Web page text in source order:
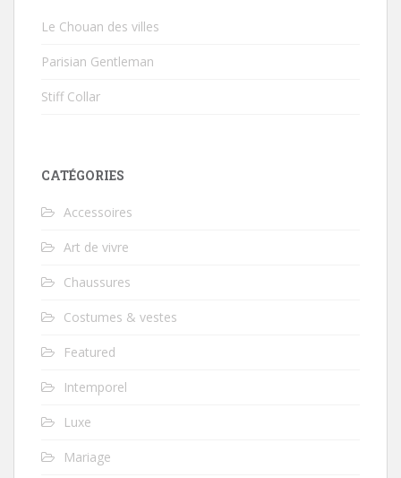
Le Chouan des villes
Parisian Gentleman
Stiff Collar
CATÉGORIES
Accessoires
Art de vivre
Chaussures
Costumes & vestes
Featured
Intemporel
Luxe
Mariage